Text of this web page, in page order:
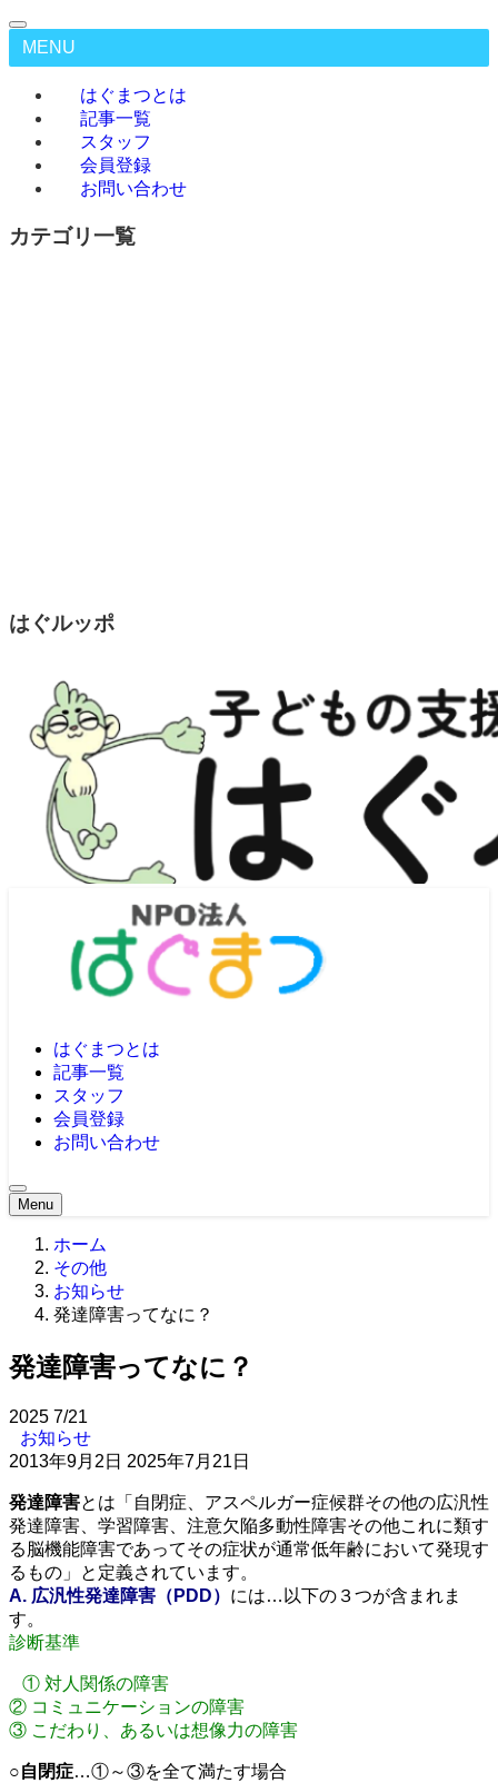
MENU
はぐまつとは
記事一覧
スタッフ
会員登録
お問い合わせ
カテゴリ一覧
はぐルッポ
はぐまつとは
記事一覧
スタッフ
会員登録
お問い合わせ
Menu
ホーム
その他
お知らせ
発達障害ってなに？
発達障害ってなに？
2025 7/21
お知らせ
2013年9月2日 2025年7月21日
発達障害とは「自閉症、アスペルガー症候群その他の広汎性
発達障害、学習障害、注意欠陥多動性障害その他これに類す
る脳機能障害であってその症状が通常低年齢において発現す
るもの」と定義されています。
A. 広汎性発達障害（PDD） には…以下の３つが含まれま
す。
診断基準
① 対人関係の障害
② コミュニケーションの障害
③ こだわり、あるいは想像力の障害
○自閉症…①～③を全て満たす場合